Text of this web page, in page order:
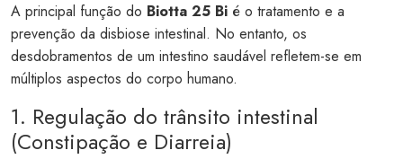
A principal função do Biotta 25 Bi é o tratamento e a
prevenção da disbiose intestinal. No entanto, os
desdobramentos de um intestino saudável refletem-se em
múltiplos aspectos do corpo humano.
1. Regulação do trânsito intestinal
(Constipação e Diarreia)